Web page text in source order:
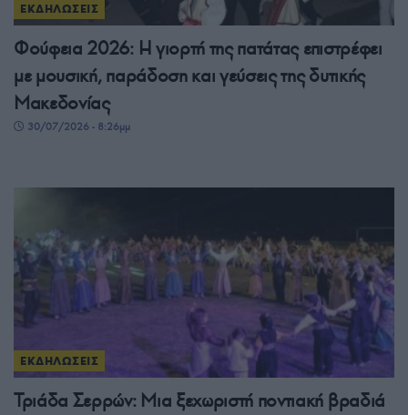
ΕΚΔΗΛΩΣΕΙΣ
Φούφεια 2026: Η γιορτή της πατάτας επιστρέφει
με μουσική, παράδοση και γεύσεις της δυτικής
Μακεδονίας
30/07/2026 - 8:26μμ
ΕΚΔΗΛΩΣΕΙΣ
Τριάδα Σερρών: Μια ξεχωριστή ποντιακή βραδιά